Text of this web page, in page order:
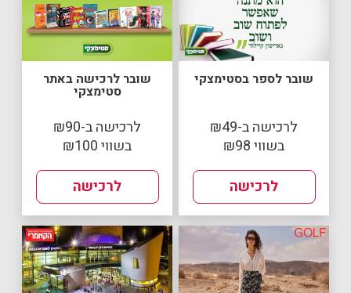
שובר לספר בסטימצקי
לרכישה ב-₪49
בשווי ₪98
לרכישה
שובר לרכישה באתר
סטימצקי
לרכישה ב-₪90
בשווי ₪100
לרכישה